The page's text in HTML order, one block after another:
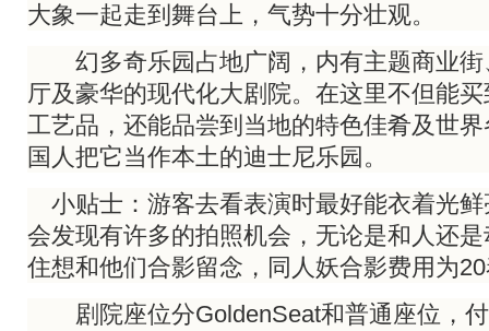
大象一起走到舞台上，气势十分壮观。
幻多奇乐园占地广阔，内有主题商业街
厅及豪华的现代化大剧院。在这里不但能
工艺品，还能品尝到当地的特色佳肴及世
国人把它当作本土的迪士尼乐园。
小贴士：游客去看表演时最好能衣着光
会发现有许多的拍照机会，无论是和人还
住想和他们合影留念，同人妖合影费用为
剧院座位分GoldenSeat和普通座位，付